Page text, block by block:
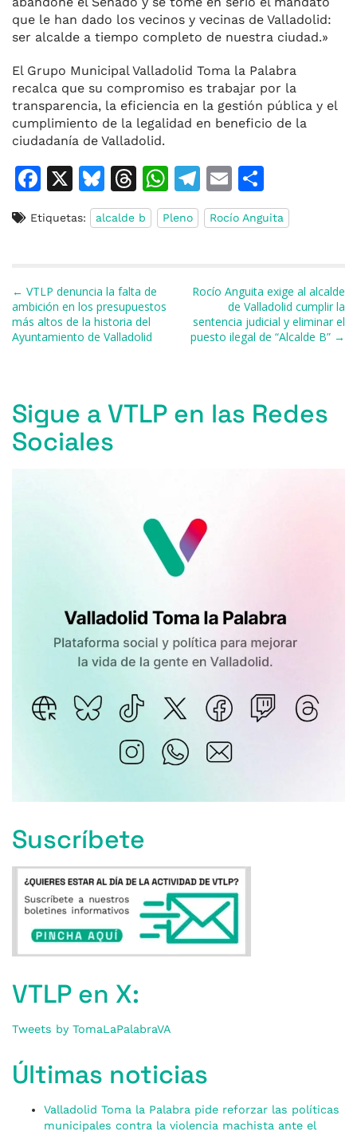
que le han dado los vecinos y vecinas de Valladolid:
ser alcalde a tiempo completo de nuestra ciudad.»
El Grupo Municipal Valladolid Toma la Palabra
recalca que su compromiso es trabajar por la
transparencia, la eficiencia en la gestión pública y el
cumplimiento de la legalidad en beneficio de la
ciudadanía de Valladolid.
F
c
b
o
o
X
Bl
u
e
k
y
T
h
re
d
s
W
h
at
T
el
e
a
m
E
m
ai
o
m
ar
ti
r
Etiquetas: alcalde b Pleno Rocío Anguita
Navegación de entradas
← VTLP denuncia la falta de
ambición en los presupuestos
más altos de la historia del
Ayuntamiento de Valladolid
Rocío Anguita exige al alcalde
de Valladolid cumplir la
sentencia judicial y eliminar el
puesto ilegal de “Alcalde B” →
Sigue a VTLP en las Redes
Sociales
Suscríbete
VTLP en X:
Tweets by TomaLaPalabraVA
Últimas noticias
Valladolid Toma la Palabra pide reforzar las políticas
municipales contra la violencia machista ante el